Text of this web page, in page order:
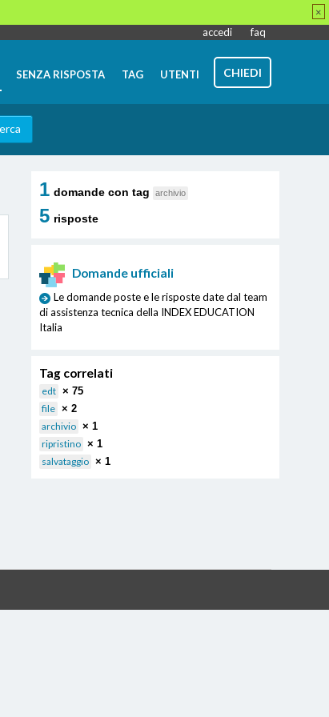
accedi faq
SENZA RISPOSTA TAG UTENTI CHIEDI
1 domande con tag archivio
5 risposte
Domande ufficiali
Le domande poste e le risposte date dal team
di assistenza tecnica della INDEX EDUCATION
Italia
Tag correlati
edt × 75
file × 2
archivio × 1
ripristino × 1
salvataggio × 1
×